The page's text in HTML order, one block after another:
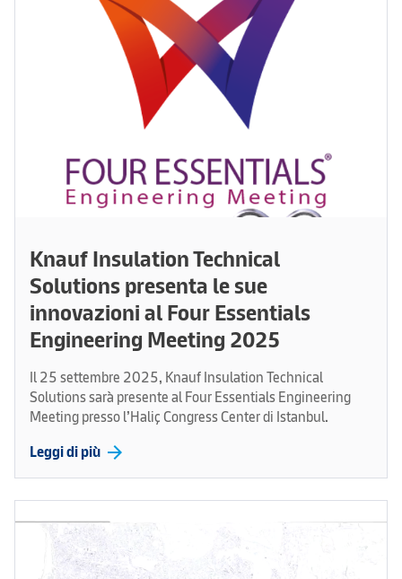
Knauf Insulation Technical
Solutions presenta le sue
innovazioni al Four Essentials
Engineering Meeting 2025
Il 25 settembre 2025, Knauf Insulation Technical
Solutions sarà presente al Four Essentials Engineering
Meeting presso l’Haliç Congress Center di Istanbul.
Leggi di più arrow_forward